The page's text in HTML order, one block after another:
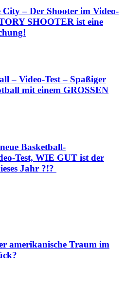
– Der Shooter im Video-
SHOOTER ist eine
– Video-Test – Spaßiger
mit einem GROSSEN
Basketball-
Test, WIE GUT ist der
Jahr ?!?
amerikanische Traum im